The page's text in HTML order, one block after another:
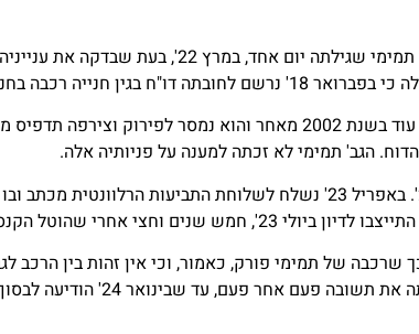
סיפור מעניין נוסף סביב סעיף 80 לחוק העונשין הוא
הגב' תמימי מיהרה ופנתה למשרד הרישוי וטענה כי רישום הרכב בוטל עוד
הגב' תמימי לא זכתה למענה על פניותיה אלה.
בהיעדר מענה הגישה תמימי בקשה להארכת מועד להישפט בינואר 23'. באפריל 23'
אחרי שהוטל הקנס המקורי.
של תמימי פורק, כאמור, וכי אין זהות בין הרכב
לוחית הזיהוי הרלוונטית. המאשימה